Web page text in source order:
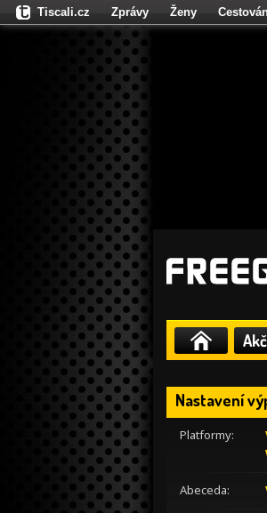
Nastavení
Platformy:
Abeceda:
Tiscali.cz Zprávy Ženy
Fights.cz